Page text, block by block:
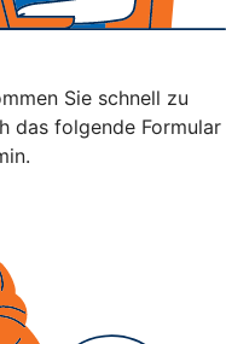
Sie schnell zu
das folgende Formular